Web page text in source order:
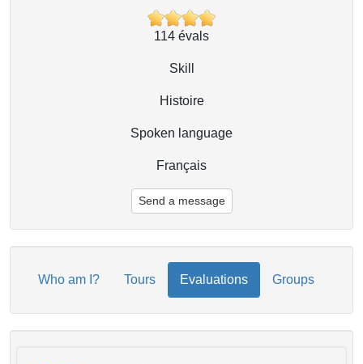
114 évals
Skill
Histoire
Spoken language
Français
Send a message
Who am I? Tours Evaluations Groups